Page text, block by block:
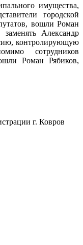
имущества,
городской
вошли Роман
Александр
контролирующую
сотрудников
Роман Рябиков,
г. Ковров